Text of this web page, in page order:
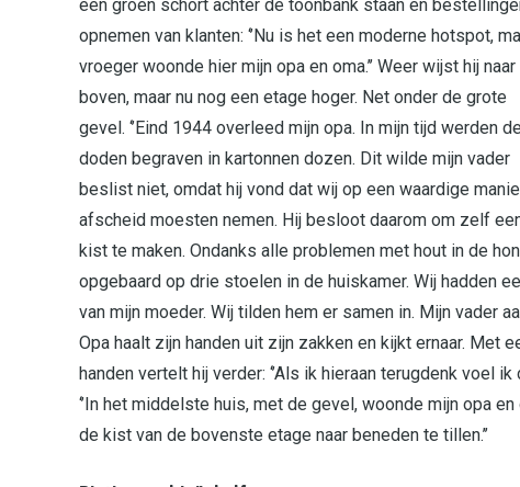
een groen schort achter de toonbank staan en
opnemen van klanten: ‘’Nu is het een moderne hotspot,
vroeger woonde hier mijn opa en oma.’’ Weer wijst hij naar
boven, maar nu nog een etage hoger. Net onder de grote
gevel. ‘’Eind 1944 overleed mijn opa. In mijn tijd werden de
doden begraven in kartonnen dozen. Dit wilde mijn vader
beslist niet, omdat hij vond dat wij op een waardige
afscheid moesten nemen. Hij besloot daarom om zelf
kist te maken. Ondanks alle problemen met hout in de
opgebaard op drie stoelen in de huiskamer. Wij hadden
van mijn moeder. Wij tilden hem er samen in. Mijn vader
Opa haalt zijn handen uit zijn zakken en kijkt ernaar.
handen vertelt hij verder: ‘’Als ik hieraan terugdenk voel ik
‘’In het middelste huis, met de gevel, woonde mijn opa
de kist van de bovenste etage naar beneden te tillen.’’